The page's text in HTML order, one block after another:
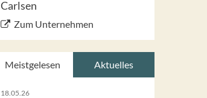
Carlsen
Zum Unternehmen
Meistgelesen Aktuelles
18.05.26